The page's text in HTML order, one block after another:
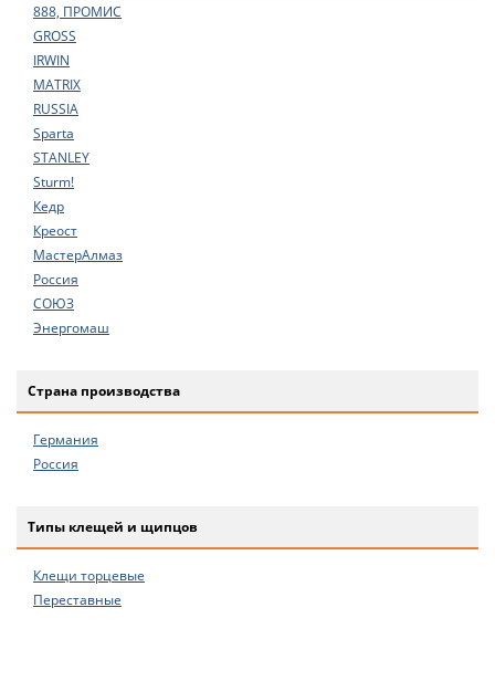
888, ПРОМИС
GROSS
IRWIN
MATRIX
RUSSIA
Sparta
STANLEY
Sturm!
Кедр
Креост
МастерАлмаз
Россия
СОЮЗ
Энергомаш
Страна производства
Германия
Россия
Типы клещей и щипцов
Клещи торцевые
Переставные